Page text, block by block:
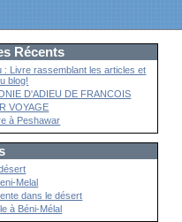
Récents
: Livre rassemblant les articles et
blog!
D'ADIEU DE FRANCOIS
VOYAGE
à Peshawar
Melal
dans le désert
à Béni-Mélal